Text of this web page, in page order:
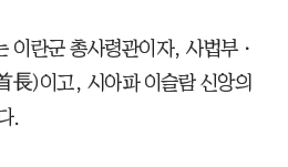
이란군 총사령관이자, 사법부ㆍ
長)이고, 시아파 이슬람 신앙의
.